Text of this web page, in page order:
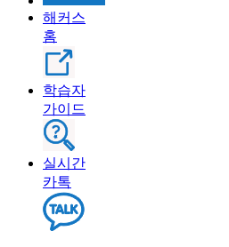
해커스
홈
학습자
가이드
실시간
카톡